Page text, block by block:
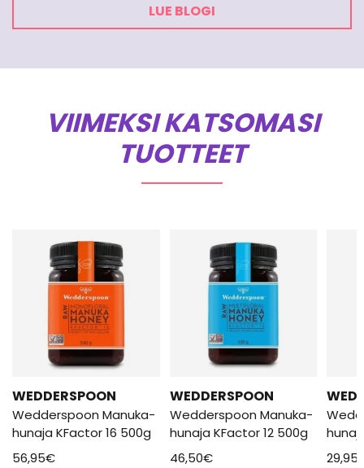
LUE BLOGI
VIIMEKSI KATSOMASI
TUOTTEET
WEDDERSPOON
Wedderspoon Manuka-
hunaja KFactor 16 500g
56,95€
WEDDERSPOON
Wedderspoon Manuka-
hunaja KFactor 12 500g
46,50€
29,95